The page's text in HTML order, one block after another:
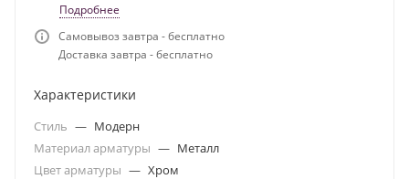
Подробнее
Самовывоз завтра - бесплатно
Доставка завтра - бесплатно
Характеристики
Стиль — Модерн
Материал арматуры — Металл
Цвет арматуры — Хром